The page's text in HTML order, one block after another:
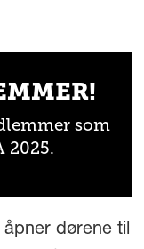
som
2025.
dørene til